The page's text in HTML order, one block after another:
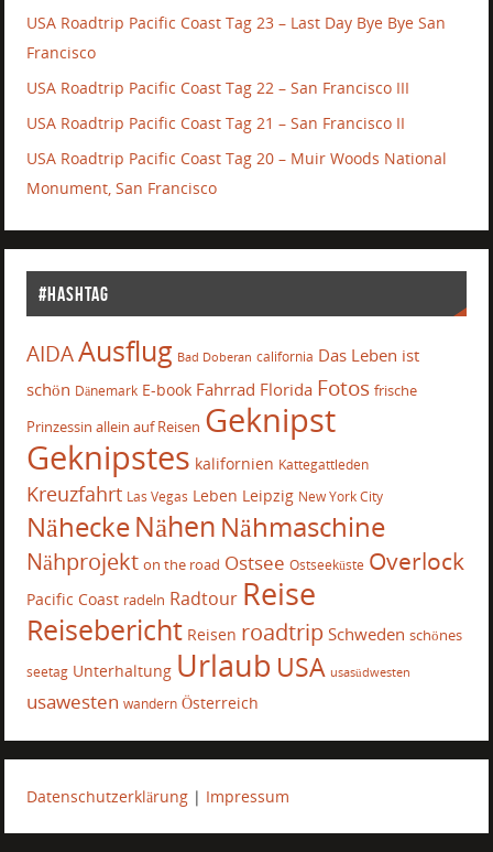
USA Roadtrip Pacific Coast Tag 23 – Last Day Bye Bye San
Francisco
USA Roadtrip Pacific Coast Tag 22 – San Francisco III
USA Roadtrip Pacific Coast Tag 21 – San Francisco II
USA Roadtrip Pacific Coast Tag 20 – Muir Woods National
Monument, San Francisco
#Hashtag
AIDAAusflug Bad Doberan california Das Leben ist
schön Dänemark E-book Fahrrad Florida Fotos frische
Prinzessin allein auf Reisen Geknipst
Geknipstes kalifornien Kattegattleden
Kreuzfahrt Las Vegas Leben Leipzig New York City
NäheckeNähen Nähmaschine
Nähprojekt on the road Ostsee Ostseeküste Overlock
Pacific Coast radeln Radtour Reise
Reisebericht Reisen roadtrip Schweden schönes
seetag Unterhaltung Urlaub USA usasüdwesten
usawesten wandern Österreich
Datenschutzerklärung | Impressum